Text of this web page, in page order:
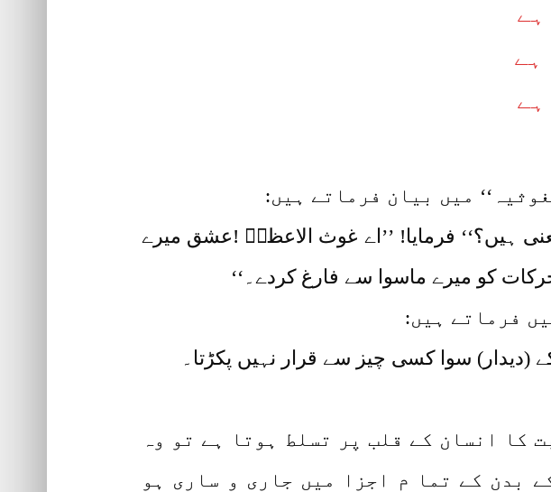
ہے
ہے
ہے
میں بیان فرماتے ہیں:
ہیں؟‘‘ فرمایا! ’’اے غوث الاعظمؓ !عشق میرے
کو میرے ماسوا سے فارغ کردے۔‘‘
فرماتے ہیں:
سوا کسی چیز سے قرار نہیں پکڑتا۔
کا انسان کے قلب پر تسلط ہوتا ہے تو وہ
بدن کے تما م اجزا میں جاری و ساری ہو